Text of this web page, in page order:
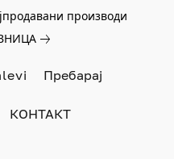
производи
КОНТАКТ